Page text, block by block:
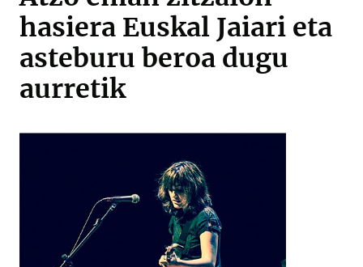
hasiera Euskal Jaiari eta
asteburu beroa dugu
aurretik